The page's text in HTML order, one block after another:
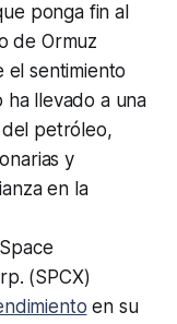
ponga fin al
de Ormuz
el sentimiento
ha llevado a una
petróleo,
y
en la
Space
(SPCX)
en su